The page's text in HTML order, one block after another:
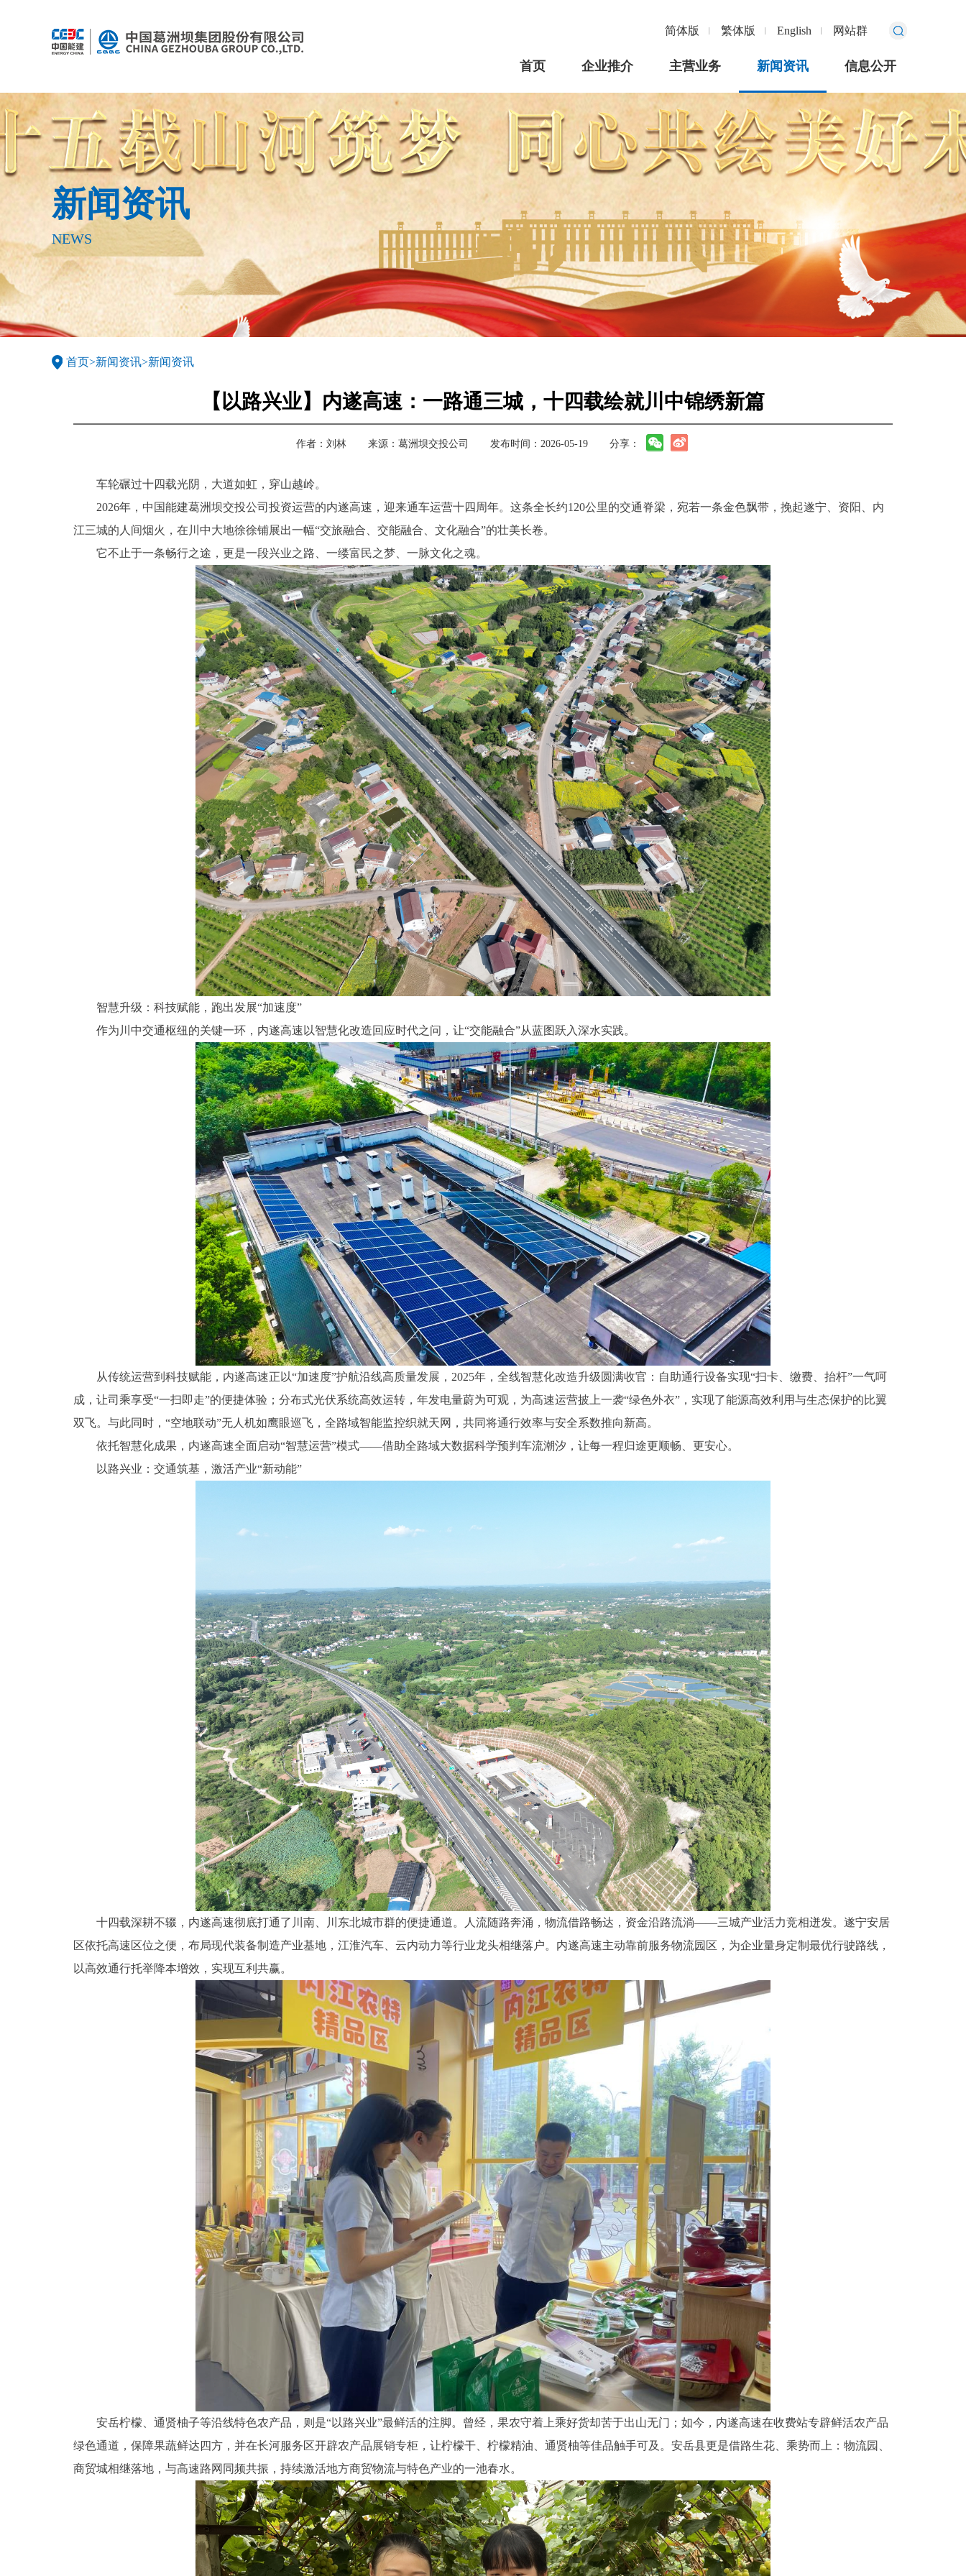
简体版 繁体版 English 网站群
首页 企业推介 主营业务 新闻资讯 信息公开
新闻资讯
NEWS
首页>新闻资讯>新闻资讯
【以路兴业】内遂高速：一路通三城，十四载绘就川中锦绣新篇
作者： 刘林 来源： 葛洲坝交投公司 发布时间：2026-05-19 分享：
车轮碾过十四载光阴，大道如虹，穿山越岭。
2026年，中国能建葛洲坝交投公司投资运营的内遂高速，迎来通车运营十四周年。这条全长约120公里的交通脊梁，宛若一条金色飘带，挽起遂宁、资阳、内
江三城的人间烟火，在川中大地徐徐铺展出一幅“交旅融合、交能融合、文化融合”的壮美长卷。
它不止于一条畅行之途，更是一段兴业之路、一缕富民之梦、一脉文化之魂。
智慧升级：科技赋能，跑出发展“加速度”
作为川中交通枢纽的关键一环，内遂高速以智慧化改造回应时代之问，让“交能融合”从蓝图跃入深水实践。
从传统运营到科技赋能，内遂高速正以“加速度”护航沿线高质量发展，2025年，全线智慧化改造升级圆满收官：自助通行设备实现“扫卡、缴费、抬杆”一气呵
成，让司乘享受“一扫即走”的便捷体验；分布式光伏系统高效运转，年发电量蔚为可观，为高速运营披上一袭“绿色外衣”，实现了能源高效利用与生态保护的比翼
双飞。与此同时，“空地联动”无人机如鹰眼巡飞，全路域智能监控织就天网，共同将通行效率与安全系数推向新高。
依托智慧化成果，内遂高速全面启动“智慧运营”模式——借助全路域大数据科学预判车流潮汐，让每一程归途更顺畅、更安心。
以路兴业：交通筑基，激活产业“新动能”
十四载深耕不辍，内遂高速彻底打通了川南、川东北城市群的便捷通道。人流随路奔涌，物流借路畅达，资金沿路流淌——三城产业活力竞相迸发。遂宁安居
区依托高速区位之便，布局现代装备制造产业基地，江淮汽车、云内动力等行业龙头相继落户。内遂高速主动靠前服务物流园区，为企业量身定制最优行驶路线，
以高效通行托举降本增效，实现互利共赢。
安岳柠檬、通贤柚子等沿线特色农产品，则是“以路兴业”最鲜活的注脚。曾经，果农守着上乘好货却苦于出山无门；如今，内遂高速在收费站专辟鲜活农产品
绿色通道，保障果蔬鲜达四方，并在长河服务区开辟农产品展销专柜，让柠檬干、柠檬精油、通贤柚等佳品触手可及。安岳县更是借路生花、乘势而上：物流园、
商贸城相继落地，与高速路网同频共振，持续激活地方商贸物流与特色产业的一池春水。